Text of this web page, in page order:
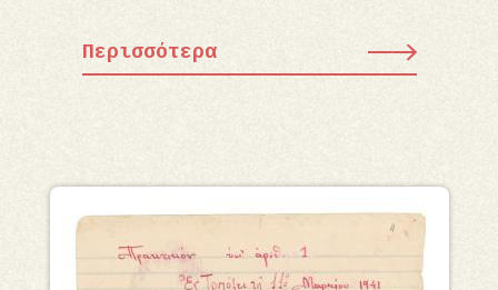
Περισσότερα